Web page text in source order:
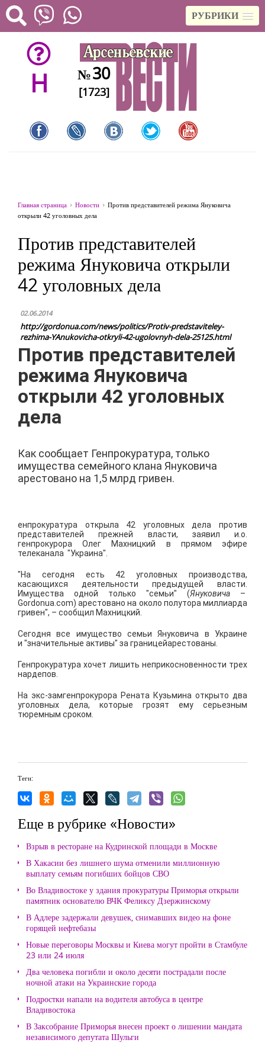
РУБРИКИ
H №30
[1723]
Главная страница Новости
Против представителей режима Януковича
открыли 42 уголовных дела
Против представителей
режима Януковича открыли
42 уголовных дела
02.06.2014
http://gordonua.com/news/politics/Protiv-predstaviteley-
rezhima-YAnukovicha-otkryli-42-ugolovnyh-dela-25125.html
Против представителей
режима Януковича
открыли 42 уголовных
дела
Как сообщает Генпрокуратура, только
имущества семейного клана Януковича
арестовано на 1,5 млрд гривен.
енпрокуратура открыла 42 уголовных дела против
представителей прежней власти, заявил и.о.
генпрокурора Олег Махницкий в прямом эфире
телеканала "Украина".
"На сегодня есть 42 уголовных производства,
касающихся деятельности предыдущей власти.
Имущества одной только "семьи" (Януковича –
Gordonua.com) арестовано на около полутора миллиарда
гривен", – сообщил Махницкий.
Сегодня все имущество семьи Януковича в Украине
и "значительные активы" за границейарестованы
Генпрокуратура хочет лишить неприкосновенности трех
нардепов.
На экс-замгенпрокурора Рената Кузьмина открыто два
уголовных дела, которые грозят ему серьезным
тюремным сроком.
Теги:
Еще в рубрике «Новости»
Взрыв в ресторане на Кудринской площади в Москве
В Хакасии без лишнего шума отменили миллионную
выплату семьям погибших бойцов СВО
Во Владивостоке у здания прокуратуры Приморья открыли
памятник основателю ВЧК Феликсу Дзержинскому
В Адлере задержали девушек, снимавших видео на фоне
горящей нефтебазы
Новые переговоры Москвы и Киева могут пройти в Стамбуле
23 или 24 июля
Два человека погибли и около десяти пострадали после
ночной атаки на Украинские города
Подростки напали на водителя автобуса в центре
Владивостока
В Заксобрание Приморья внесен проект о лишении мандата
независимого депутата Шульги